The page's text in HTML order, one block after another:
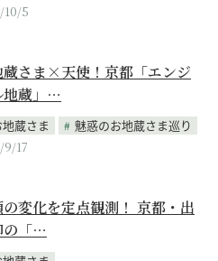
10/5
蔵さま×天使！京都「エンジ
地蔵」…
地蔵さま
魅惑のお地蔵さま巡り
9/17
変化を定点観測！ 京都・出
の「…